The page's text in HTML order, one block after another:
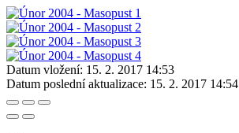
Datum vložení: 15. 2. 2017 14:53
Datum poslední aktualizace: 15. 2. 2017 14:54